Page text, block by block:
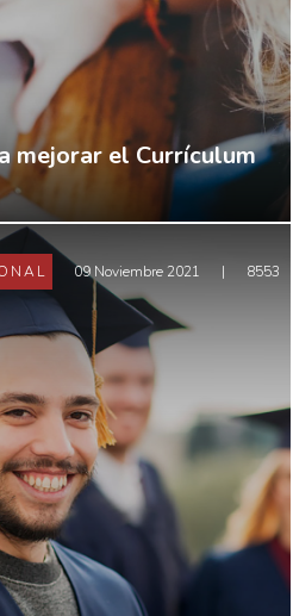
mejorar el Currículum
09 Noviembre 2021 |
8553